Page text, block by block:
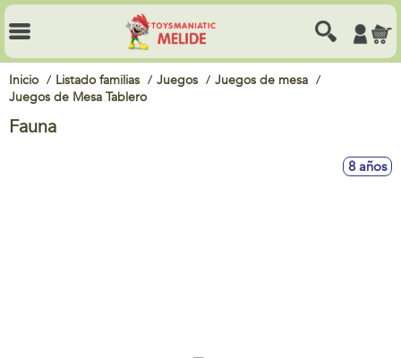
Inicio Listado familias Juegos
Juegos de mesa
Juegos de Mesa Tablero
Fauna
8 años